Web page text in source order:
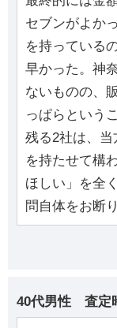
セブンがよか
を持っている
早かった。神
ないものの、
っぱらという
残る2社は、
を持たせて構
ほしい」を全
問自体をお断
40代男性 査定